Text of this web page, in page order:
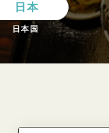
日本
日本国